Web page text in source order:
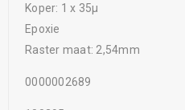
Koper: 1 x 35µ
Epoxie
Raster maat: 2,54mm
0000002689